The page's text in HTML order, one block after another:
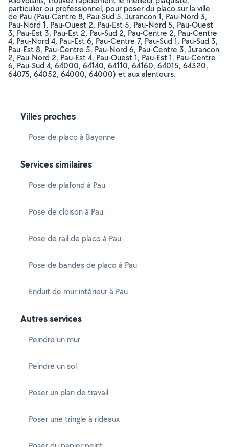
particulier ou professionnel, pour poser du placo sur la ville
de Pau (Pau-Centre 8, Pau-Sud 5, Jurancon 1, Pau-Nord 3,
Pau-Nord 1, Pau-Ouest 2, Pau-Est 5, Pau-Nord 5, Pau-Ouest
3, Pau-Est 3, Pau-Est 2, Pau-Sud 2, Pau-Centre 2, Pau-Centre
4, Pau-Nord 4, Pau-Est 6, Pau-Centre 7, Pau-Sud 1, Pau-Sud 3,
Pau-Est 8, Pau-Centre 5, Pau-Nord 6, Pau-Centre 3, Jurancon
2, Pau-Nord 2, Pau-Est 4, Pau-Ouest 1, Pau-Est 1, Pau-Centre
6, Pau-Sud 4, 64000, 64140, 64110, 64160, 64015, 64320,
64075, 64052, 64000, 64000) et aux alentours.
Villes proches
Pose de placo à Bayonne
Services similaires
Pose de plafond à Pau
Pose de cloison à Pau
Pose de rail de placo à Pau
Pose de bandes de placo à Pau
Enduit de mur intérieur à Pau
Autres services
Peindre un mur
Peindre un sol
Poser un plan de travail
Poser une tringle à rideaux